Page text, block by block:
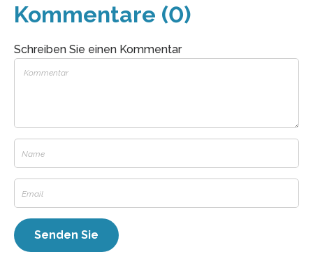
Kommentare (0)
Schreiben Sie einen Kommentar